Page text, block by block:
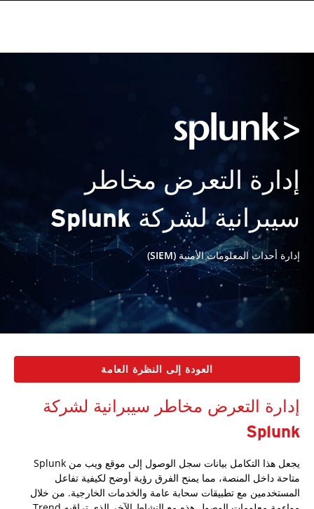
إدارة التعرض مخاطر
سيبرانية لشركة Splunk
إدارة أحداث المعلومات الأمنية (SIEM)
العودة إلى النظرة العامة
إدارة التعرض مخاطر سيبرانية لشركة
Splunk
يجعل هذا التكامل بيانات سجل الوصول إلى موقع ويب من Splunk
متاحة داخل المنصة، مما يمنح الفرق رؤية أوضح لكيفية تفاعل
المستخدمين مع تطبيقات سحابة عامة والخدمات الخارجية. من خلال